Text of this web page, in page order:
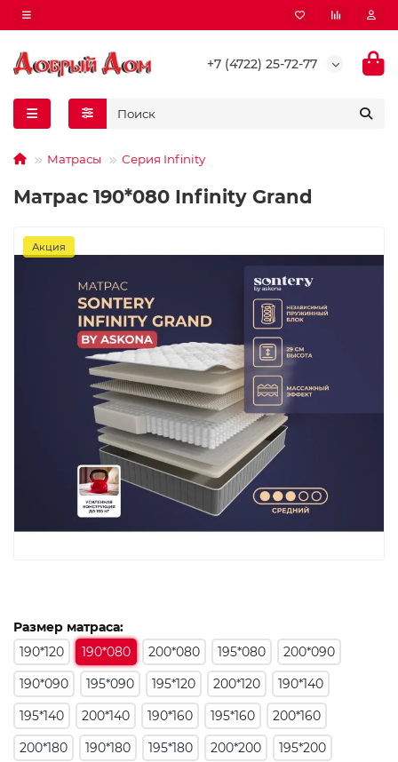
+7 (4722) 25-72-77
Матрасы Серия Infinity
Матрас 190*080 Infinity Grand
Акция
Размер матраса:
190*120
190*080 200*080 195*080
200*090
190*090
195*090 195*120 200*120
190*140
195*140
200*140 190*160 195*160
200*160
200*180
190*180 195*180 200*200
195*200